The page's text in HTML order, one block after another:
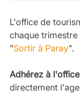
L'office de
chaque
"Sortir à Paray".
Adhérez à
directement